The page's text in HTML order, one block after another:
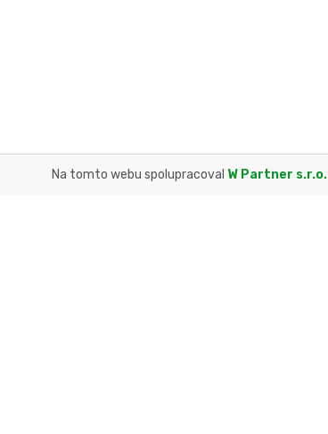
Na tomto webu spolupracoval W Partner s.r.o.